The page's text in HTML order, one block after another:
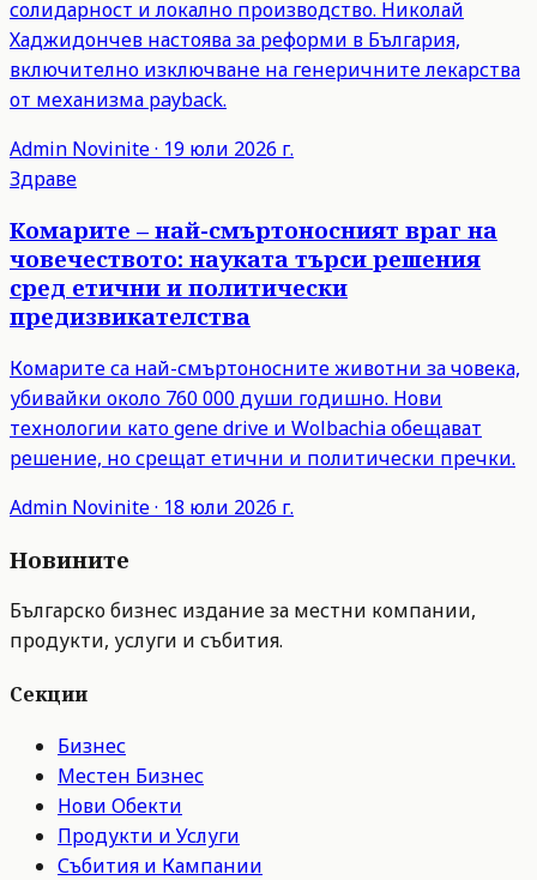
солидарност и локално производство. Николай
Хаджидончев настоява за реформи в България,
включително изключване на генеричните лекарства
от механизма payback.
Admin Novinite· 19 юли 2026 г.
Здраве
Комарите – най-смъртоносният враг на
човечеството: науката търси решения
сред етични и политически
предизвикателства
Комарите са най-смъртоносните животни за човека,
убивайки около 760 000 души годишно. Нови
технологии като gene drive и Wolbachia обещават
решение, но срещат етични и политически пречки.
Admin Novinite· 18 юли 2026 г.
Новините
Българско бизнес издание за местни компании,
продукти, услуги и събития.
Секции
Бизнес
Местен Бизнес
Нови Обекти
Продукти и Услуги
Събития и Кампании